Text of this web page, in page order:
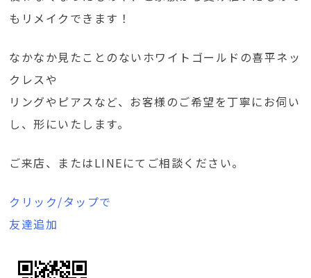
もリメイクできます！
なかなか見たことのないホワイトゴールドの喜平ネッ
クレスや
リングやピアスなど、お客様のご希望を丁寧にお伺い
し、形にいたします。
ご来店、またはLINEにてご相談ください。
クリック/タップで
友達追加